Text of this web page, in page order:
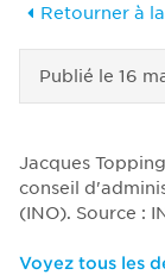
Retourner à
Publié le 16
Jacques
conseil
(INO). Source :
Voyez tous les